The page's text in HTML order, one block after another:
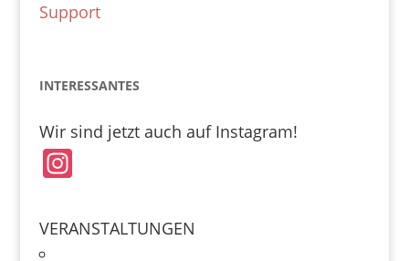
Support
INTERESSANTES
Wir sind jetzt auch auf Instagram!
In
a
VERANSTALTUNGEN